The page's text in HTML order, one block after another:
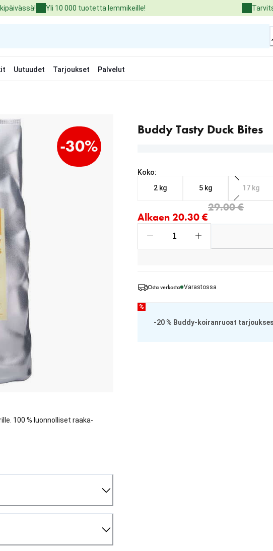
Yli 10 000 tuotetta lemmikeille!
Uutuudet Tarjoukset Palvelut
Buddy Tasty Duck Bites
-30%
100 % luonnolliset raaka-
Koko:
2 kg
5 kg 17 kg
Alkaen 20.30 €
Nykyinen hinta alkaen 20.30 €
29.00 €
alkuperäinen hinta 29.00 €
Osta verkosta Varastossa
%
-20 % Buddy-koiranruoat